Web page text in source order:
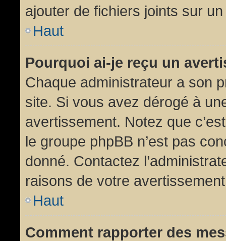
ajouter de fichiers joints sur
Haut
Pourquoi ai-je reçu un
Chaque administrateur a son
site. Si vous avez dérogé à
avertissement. Notez que
le groupe phpBB n’est pas
donné. Contactez
raisons de votre
Haut
Comment rapporter des